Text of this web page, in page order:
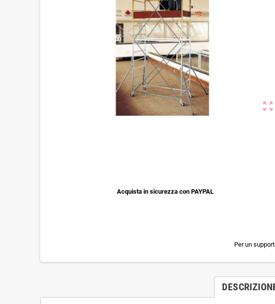
zoom_out_map
Acquista in sicurezza con PAYPAL
Per un